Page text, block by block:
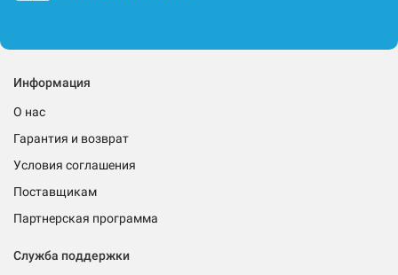
Информация
О нас
Гарантия и возврат
Условия соглашения
Поставщикам
Партнерская программа
Служба поддержки